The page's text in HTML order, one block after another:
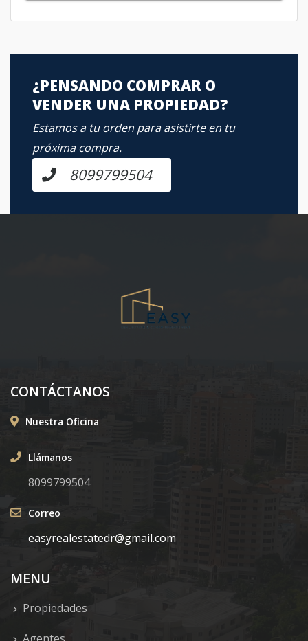
¿PENSANDO COMPRAR O
VENDER UNA PROPIEDAD?
Estamos a tu orden para asistirte en tu
próxima compra.
8099799504
CONTÁCTANOS
Nuestra Oficina
Llámanos
8099799504
Correo
easyrealestatedr@gmail.com
MENU
Propiedades